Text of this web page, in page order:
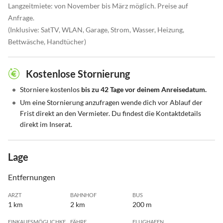
Langzeitmiete: von November bis März möglich. Preise auf
Anfrage.
(Inklusive: SatTV, WLAN, Garage, Strom, Wasser, Heizung,
Bettwäsche, Handtücher)
Kostenlose Stornierung
• Storniere kostenlos bis zu 42 Tage vor deinem Anreisedatum.
• Um eine Stornierung anzufragen wende dich vor Ablauf der
Frist direkt an den Vermieter. Du findest die Kontaktdetails
direkt im Inserat.
Lage
Entfernungen
ARZT
1 km
BAHNHOF
2 km
BUS
200 m